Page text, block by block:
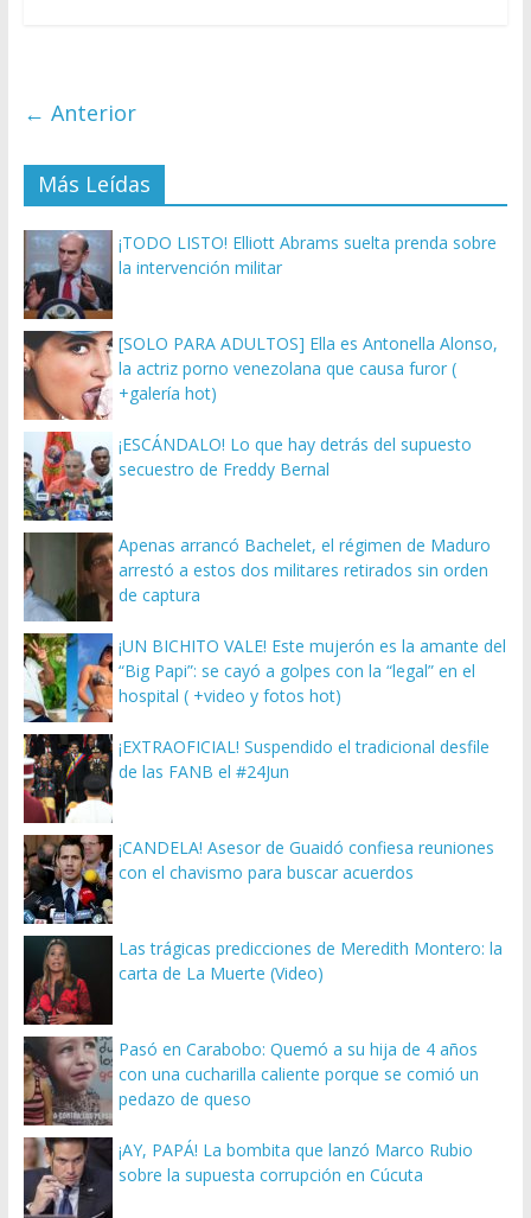
← Anterior
Más Leídas
¡TODO LISTO! Elliott Abrams suelta prenda sobre
la intervención militar
[SOLO PARA ADULTOS] Ella es Antonella Alonso,
la actriz porno venezolana que causa furor (
+galería hot)
¡ESCÁNDALO! Lo que hay detrás del supuesto
secuestro de Freddy Bernal
Apenas arrancó Bachelet, el régimen de Maduro
arrestó a estos dos militares retirados sin orden
de captura
¡UN BICHITO VALE! Este mujerón es la amante del
“Big Papi”: se cayó a golpes con la “legal” en el
hospital ( +video y fotos hot)
¡EXTRAOFICIAL! Suspendido el tradicional desfile
de las FANB el #24Jun
¡CANDELA! Asesor de Guaidó confiesa reuniones
con el chavismo para buscar acuerdos
Las trágicas predicciones de Meredith Montero: la
carta de La Muerte (Video)
Pasó en Carabobo: Quemó a su hija de 4 años
con una cucharilla caliente porque se comió un
pedazo de queso
¡AY, PAPÁ! La bombita que lanzó Marco Rubio
sobre la supuesta corrupción en Cúcuta